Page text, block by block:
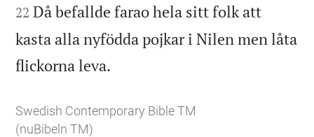
22 Då befallde farao hela sitt folk att
kasta alla nyfödda pojkar i Nilen men låta
flickorna leva.
Swedish Contemporary Bible TM
(nuBibeln TM)